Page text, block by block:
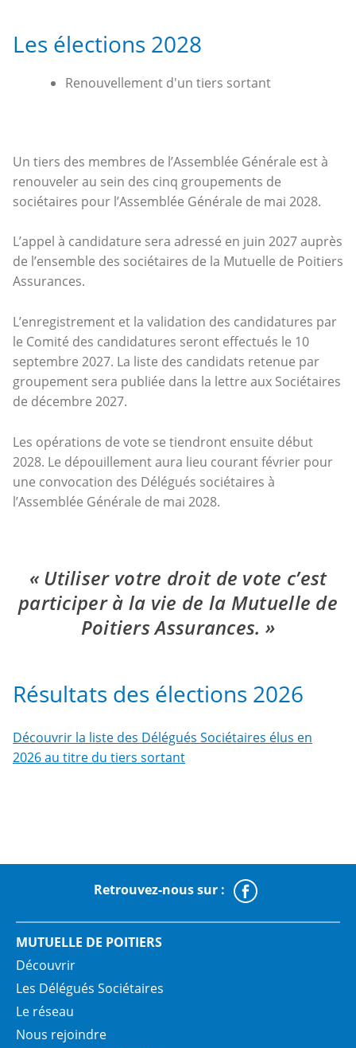
Les élections 2028
Renouvellement d'un tiers sortant
Un tiers des membres de l’Assemblée Générale est à
renouveler au sein des cinq groupements de
sociétaires pour l’Assemblée Générale de mai 2028.
L’appel à candidature sera adressé en juin 2027 auprès
de l’ensemble des sociétaires de la Mutuelle de Poitiers
Assurances.
L’enregistrement et la validation des candidatures par
le Comité des candidatures seront effectués le 10
septembre 2027. La liste des candidats retenue par
groupement sera publiée dans la lettre aux Sociétaires
de décembre 2027.
Les opérations de vote se tiendront ensuite début
2028. Le dépouillement aura lieu courant février pour
une convocation des Délégués sociétaires à
l’Assemblée Générale de mai 2028.
Utiliser votre droit de vote c’est
participer à la vie de la Mutuelle de
Poitiers Assurances.
Résultats des élections 2026
Découvrir la liste des Délégués Sociétaires élus en
2026 au titre du tiers sortant
Retrouvez-nous sur :
MUTUELLE DE POITIERS
Découvrir
Les Délégués Sociétaires
Le réseau
Nous rejoindre